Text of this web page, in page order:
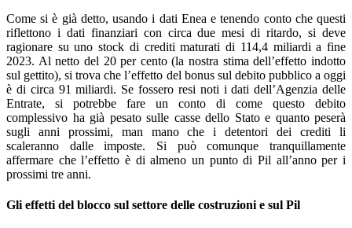
Come si è già detto, usando i dati Enea e tenendo conto che questi
riflettono i dati finanziari con circa due mesi di ritardo, si deve
ragionare su uno stock di crediti maturati di 114,4 miliardi a fine
2023. Al netto del 20 per cento (la nostra stima dell’effetto indotto
sul gettito), si trova che l’effetto del bonus sul debito pubblico a oggi
è di circa 91 miliardi. Se fossero resi noti i dati dell’Agenzia delle
Entrate, si potrebbe fare un conto di come questo debito
complessivo ha già pesato sulle casse dello Stato e quanto peserà
sugli anni prossimi, man mano che i detentori dei crediti li
scaleranno dalle imposte. Si può comunque tranquillamente
affermare che l’effetto è di almeno un punto di Pil all’anno per i
prossimi tre anni.
Gli effetti del blocco sul settore delle costruzioni e sul Pil